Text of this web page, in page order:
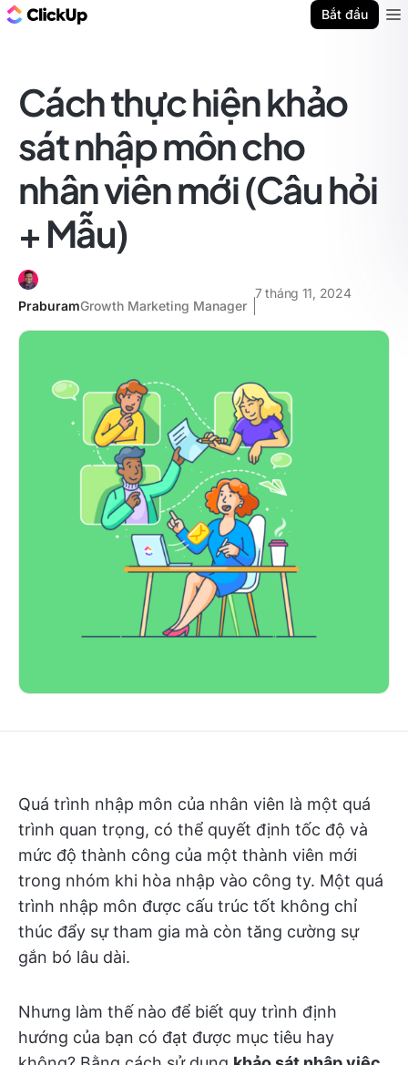
Bắt đầu
Cách thực hiện khảo
sát nhập môn cho
nhân viên mới (Câu hỏi
+ Mẫu)
PraburamGrowth Marketing Manager
7 tháng 11, 2024
Quá trình nhập môn của nhân viên là một quá
trình quan trọng, có thể quyết định tốc độ và
mức độ thành công của một thành viên mới
trong nhóm khi hòa nhập vào công ty. Một quá
trình nhập môn được cấu trúc tốt không chỉ
thúc đẩy sự tham gia mà còn tăng cường sự
gắn bó lâu dài.
Nhưng làm thế nào để biết quy trình định
hướng của bạn có đạt được mục tiêu hay